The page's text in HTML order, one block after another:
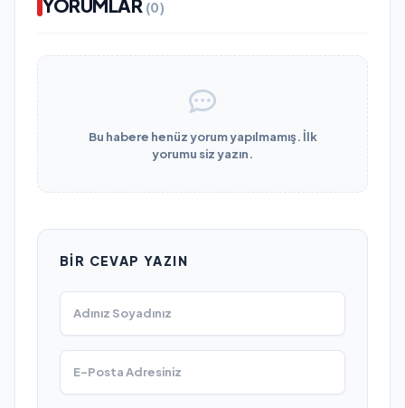
YORUMLAR (0)
Bu habere henüz yorum yapılmamış. İlk
yorumu siz yazın.
BIR CEVAP YAZIN